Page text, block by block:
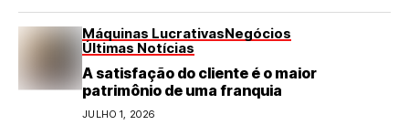
Máquinas LucrativasNegócios
Últimas Notícias
A satisfação do cliente é o maior
patrimônio de uma franquia
JULHO 1, 2026